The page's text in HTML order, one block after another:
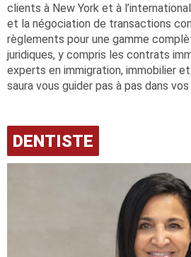
clients à New York et à
et la négociation de transactions
règlements pour une gamme
juridiques, y compris les contrats
experts en immigration, immobilier
saura vous guider pas à pas dans
DENTISTE